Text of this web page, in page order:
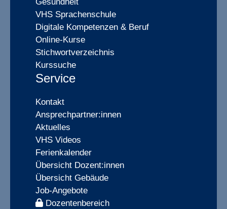
VHS Sprachenschule
Digitale Kompetenzen & Beruf
Online-Kurse
Stichwortverzeichnis
Kurssuche
Service
Kontakt
Ansprechpartner:innen
Aktuelles
VHS Videos
Ferienkalender
Übersicht Dozent:innen
Übersicht Gebäude
Job-Angebote
Dozentenbereich